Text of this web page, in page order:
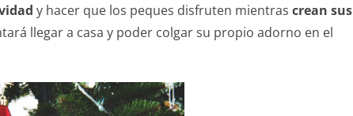
y hacer que los peques disfruten mientras crean sus
llegar a casa y poder colgar su propio adorno en el